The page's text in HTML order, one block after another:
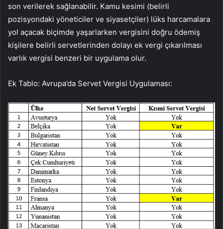
son verilerek sağlanabilir. Kamu kesimi (belirli
pozisyondaki yöneticiler ve siyasetçiler) lüks harcamalara
yol açacak biçimde yaşarlarken vergisini doğru ödemiş
kişilere belirli servetlerinden dolayı ek vergi çıkarılması
varlık vergisi benzeri bir uygulama olur.
Ek Tablo: Avrupa’da Servet Vergisi Uygulaması: